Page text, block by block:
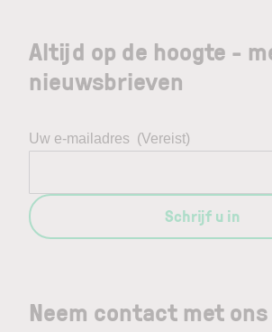
Neem contact met
Altijd op de hoogte -
nieuwsbrieven
Uw e-mailadres (Vereist)
Schrijf u in